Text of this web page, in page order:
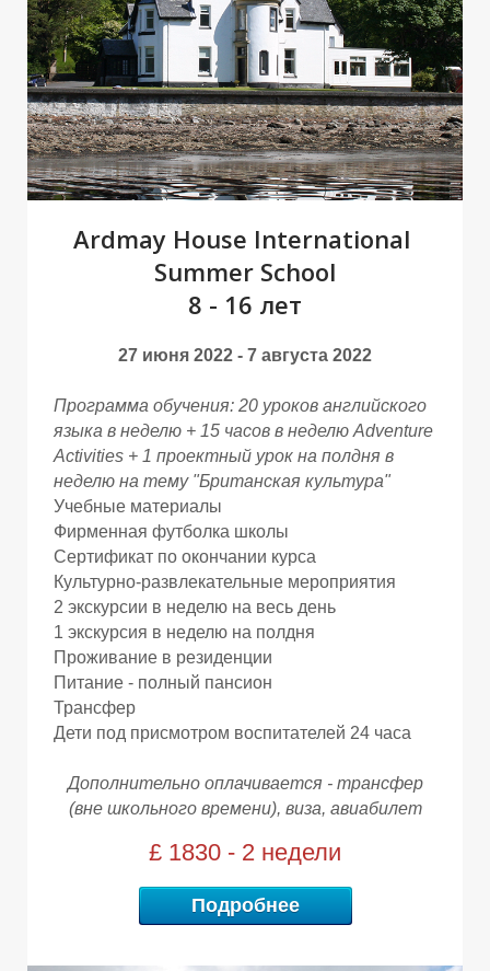
М
Ы
Ardmay House International
Summer School
8 - 16 лет
27 июня 2022 - 7 августа 2022
Программа обучения: 20 уроков английского
языка в неделю + 15 часов в неделю Adventure
Activities + 1 проектный урок на полдня в
неделю на тему "Британская культура"
Учебные материалы
Фирменная футболка школы
Сертификат по окончании курса
Культурно-развлекательные мероприятия
2 экскурсии в неделю на весь день
1 экскурсия в неделю на полдня
Проживание в резиденции
Питание - полный пансион
Трансфер
Дети под присмотром воспитателей 24 часа
Дополнительно оплачивается - трансфер
(вне школьного времени), виза, авиабилет
£ 1830 - 2 недели
Подробнее
М
Ы